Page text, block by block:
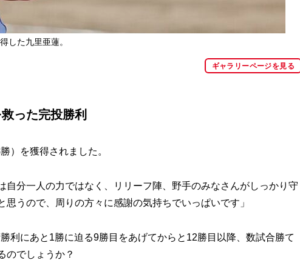
した九里亜蓮。
ギャラリーページを見る
った完投勝利
）を獲得されました。
自分一人の力ではなく、リリーフ陣、野手のみなさんがしっかり守
うので、周りの方々に感謝の気持ちでいっぱいです」
利にあと1勝に迫る9勝目をあげてからと12勝目以降、数試合勝て
のでしょうか？